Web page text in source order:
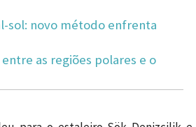
sol: novo método enfrenta
as regiões polares e o